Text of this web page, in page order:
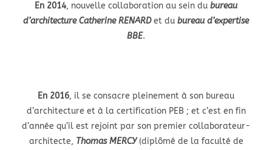
En 2014, nouvelle collaboration au sein du bureau
d’architecture Catherine RENARDet du bureau d’expertise
BBE.
En 2016, il se consacre pleinement à son bureau
d’architecture et à la certification PEB ; et c’est en fin
d’année qu’il est rejoint par son premier collaborateur-
architecte, Thomas MERCY(diplômé de la faculté de